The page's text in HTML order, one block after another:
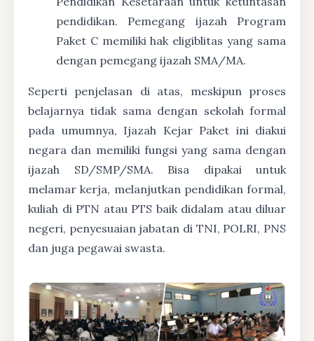
pendidikan. Pemegang ijazah Program
Paket C memiliki hak eligiblitas yang sama
dengan pemegang ijazah SMA/MA.
Seperti penjelasan di atas, meskipun proses
belajarnya tidak sama dengan sekolah formal
pada umumnya, Ijazah Kejar Paket ini diakui
negara dan memiliki fungsi yang sama dengan
ijazah SD/SMP/SMA. Bisa dipakai untuk
melamar kerja, melanjutkan pendidikan formal,
kuliah di PTN atau PTS baik didalam atau diluar
negeri, penyesuaian jabatan di TNI, POLRI, PNS
dan juga pegawai swasta.